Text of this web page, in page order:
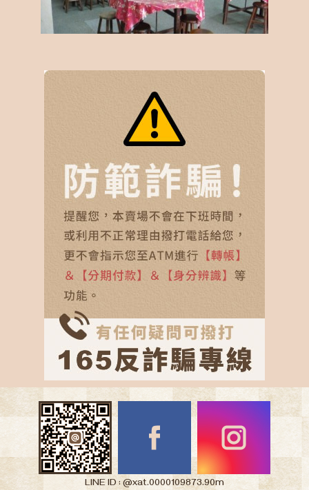
LINE ID : @xat.0000109873.90m